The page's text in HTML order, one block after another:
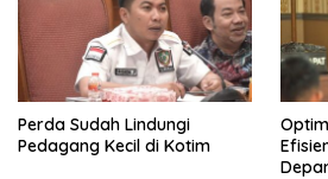
Perda Sudah Lindungi
Pedagang Kecil di Kotim